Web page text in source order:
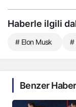
Haberle ilgili
# Elon Musk #
Benzer